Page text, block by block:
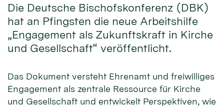
Die Deutsche Bischofskonferenz (DBK)
hat an Pfingsten die neue Arbeitshilfe
„Engagement als Zukunftskraft in Kirche
und Gesellschaft“ veröffentlicht.
Das Dokument versteht Ehrenamt und freiwilliges
Engagement als zentrale Ressource für Kirche
und Gesellschaft und entwickelt Perspektiven, wie